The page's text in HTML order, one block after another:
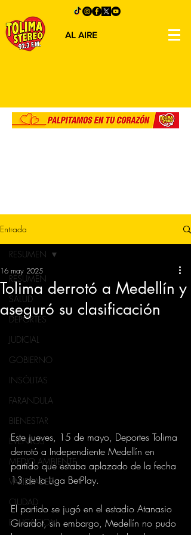
AL AIRE
Entrada
RESUMEN
SALUD
DEPORTES
JUDICIAL
GOBIERNO
INSÓLITAS
FARANDULA
BIENESTAR
EVENTOS
MEDIO AMBIENTE
VARIEDADES
CIUDAD
EDUCACION
RESUMEN
Tolima derrotó a Medellín y
aseguró su clasificación
16 may 2025
Este jueves, 15 de mayo, Deportes Tolima
derrotó a Independiente Medellín en
partido que estaba aplazado de la fecha
13 de la Liga BetPlay.
El partido se jugó en el estadio Atanasio
Girardot, sin embargo, Medellín no pudo